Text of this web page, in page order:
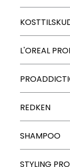
L'OREAL
REDKEN
SHAMPOO
STYLING